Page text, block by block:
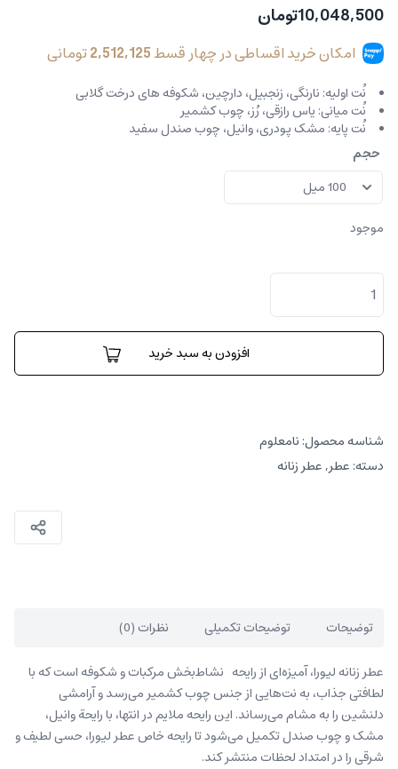
10,048,500تومان
امکان خرید اقساطی در چهار قسط2,512,125تومانی
نُت اولیه: نارنگی، زنجبیل، دارچین، شکوفه های درخت گلابی
نُت میانی: یاس رازقی، رُز، چوب کشمیر
نُت پایه: مشک پودری، وانیل، چوب صندل سفید
حجم
موجود
لیورا
عدد
افزودن به سبد خرید
شناسه محصول: نامعلوم
دسته: عطر,عطر زنانه
توضیحات توضیحات تکمیلی نظرات (0)
عطر زنانه لیورا، آمیزه‌ای از رایحه نشاط‌بخش مرکبات و شکوفه‌ است که با
لطافتی جذاب، به نت‌هایی از جنس چوب کشمیر می‌رسد و آرامشی
دلنشین را به مشام می‌رساند. این رایحه ملایم در انتها، با رایحة وانیل،
مشک و چوب صندل تکمیل می‌شود تا رایحه خاص عطر لیورا، حسی لطیف و
شرقی را در امتداد لحظات منتشر کند.